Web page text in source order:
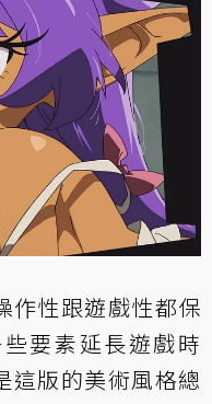
作性跟遊戲性都保
要素延長遊戲時
這版的美術風格總